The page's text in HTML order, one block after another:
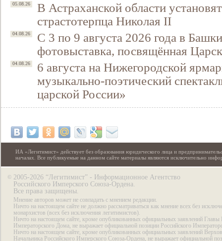
05.08.26
В Астраханской области
страстотерпца Николая II
04.08.26
С 3 по 9 августа 2026 года в
фотовыставка, посвящённая
04.08.26
6 августа на Нижегородской
музыкально-поэтический
царской России»
ИА «Легитимист» действует без образования юридического лица и
началах. Все публикуемые на данном сайте материалы являются исключительно
© 2005-2026 “Легитимист” - Информационное Агентство
Российского Имперского Союза-Ордена.
Все права защищены.
Мнение авторов может не совпадать с мнением редакции.
Ничто на настоящем сайте не должно рассматриваться как мнение всех без
монархистов (всех без исключения легитимистов).
Ничто на настоящем сайте, кроме опубликованных официальных заявлений Главы
Императорского Дома, не выражает официальной позиции Российского
Ничто на настоящем сайте, кроме опубликованных официальных заявлений
Начальника Российского Имперского Союза-Ордена, не выражает официальной